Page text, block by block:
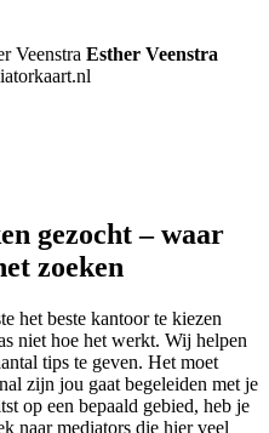
Esther Veenstra
gezocht – waar
zoeken
het beste kantoor te kiezen
niet hoe het werkt. Wij helpen
tips te geven. Het moet
zijn jou gaat begeleiden met je
op een bepaald gebied, heb je
naar mediators die hier veel